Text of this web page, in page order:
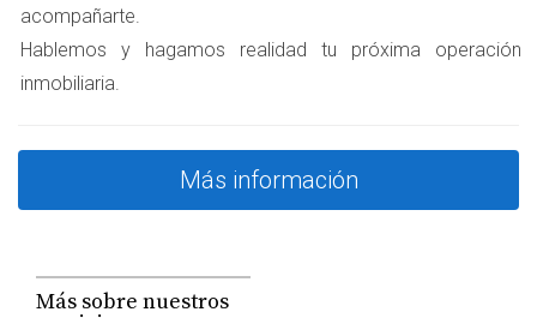
Error 4: No actualizar el precio según la
demanda
El mercado inmobiliario es dinámico y puede cambiar
según las condiciones actuales del mercado, podrías
perder oportunidades valiosas. Mantente informado
Error 5: No contar con asesoramiento
acompañarte.
Hablemos y hagamos realidad tu próxima operación
inmobiliaria.
Más información
Más sobre nuestros